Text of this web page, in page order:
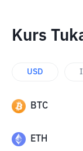
Kurs
USD
BTC
ETH